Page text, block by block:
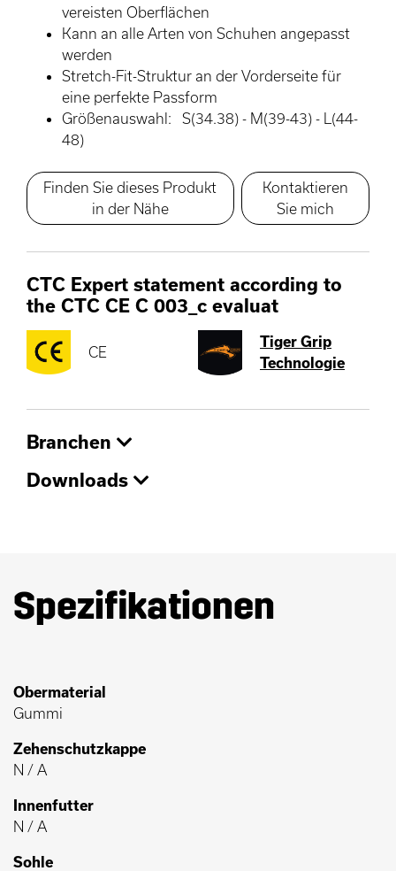
vereisten Oberflächen
Kann an alle Arten von Schuhen angepasst
werden
Stretch-Fit-Struktur an der Vorderseite für
eine perfekte Passform
Größenauswahl: S(34.38) - M(39-43) - L(44-
48)
Finden Sie dieses Produkt
in der Nähe
Kontaktieren
Sie mich
CTC Expert statement according to
the CTC CE C 003_c evaluat
CE
Tiger Grip
Technologie
Branchen
Downloads
Spezifikationen
Obermaterial
Gummi
Zehenschutzkappe
N / A
Innenfutter
N / A
Sohle